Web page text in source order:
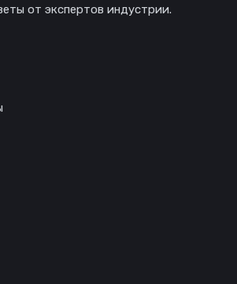
от экспертов индустрии.